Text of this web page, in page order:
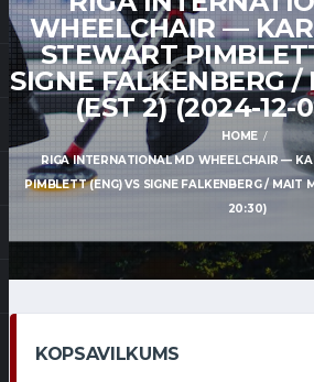
WHEELCHAIR —
STEWART
SIGNE FALKENBERG
(EST 2) (2024-12-
HOME
RIGA INTERNATIONAL MD WHEELCHAIR —
PIMBLETT (ENG) VS SIGNE FALKENBERG /
20:30)
KOPSAVILKUMS